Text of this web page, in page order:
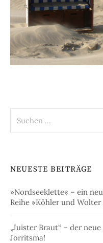
nach:
NEUESTE BEITRÄGE
»Nordseeklette« – ein
Reihe »Köhler und
„Juister Braut“ – der
Jorritsma!